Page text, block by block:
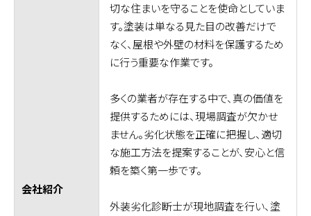
会社紹介
切な住まいを守ることを使命としていま
す。塗装は単なる見た目の改善だけで
なく、屋根や外壁の材料を保護するため
に行う重要な作業です。
多くの業者が存在する中で、真の価値を
提供するためには、現場調査が欠かせ
ません。劣化状態を正確に把握し、適切
な施工方法を提案することが、安心と信
頼を築く第一歩です。
外装劣化診断士が現地調査を行い、塗